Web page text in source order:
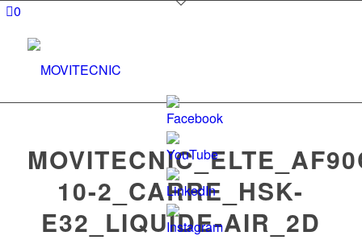
0
10-2_CARRE_HSK-
E32_LIQUIDE-AIR_2D
Set
Youtube